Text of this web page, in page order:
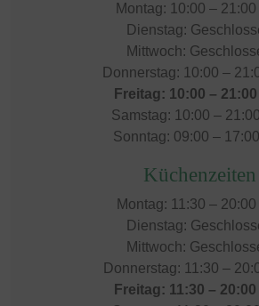
Montag: 10:00 –
Dienstag:
Mittwoch:
Donnerstag: 10:00 –
Freitag: 10:00 –
Samstag: 10:00 –
Sonntag: 09:00 –
Küchenzeiten
Montag: 11:30 –
Dienstag:
Mittwoch:
Donnerstag: 11:30 –
Freitag: 11:30 –